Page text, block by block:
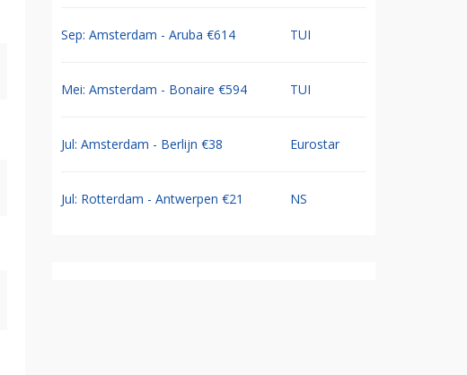
Sep: Amsterdam - Aruba €614 TUI
Mei: Amsterdam - Bonaire €594 TUI
Jul: Amsterdam - Berlijn €38 Eurostar
Jul: Rotterdam - Antwerpen €21 NS